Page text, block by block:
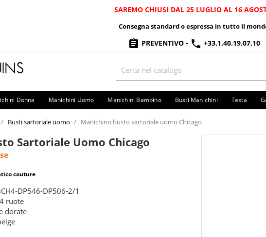
SAREMO CHIUSI DAL 25 LUGLIO AL 16
Consegna standard o espressa in tutto il
PREVENTIVO - +33.1.40.19.07.10
Donna Manichini Uomo Manichini Bambino Busti Manichini Testa
Busti sartoriale uomo Manichino busto sartoriale uomo Chicago
Sartoriale Uomo Chicago
couture
DP546-DP506-2/1
ruote
dorate